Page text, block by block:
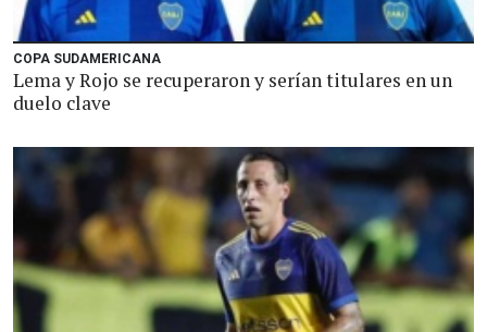
COPA SUDAMERICANA
Lema y Rojo se recuperaron y serían titulares en un
duelo clave